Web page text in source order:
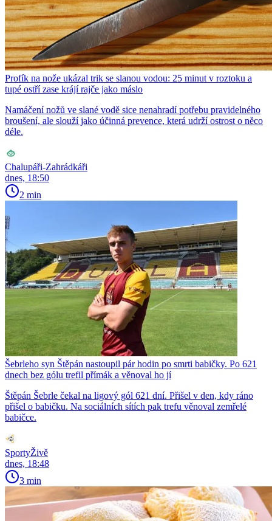
Profík na nože ukázal trik se slanou vodou: 25 minut v roztoku a
tupé ostří zase krájí rajče jako máslo
Namáčení nožů ve slané vodě sice nenahradí potřebu pravidelného
broušení, ale slouží jako účinná prevence, která udrží ostrost o něco
déle.
Chalupáři-Zahrádkáři
dnes, 18:50
2 min
Šebrleho syn Štěpán nastoupil pár hodin po smrti babičky. Po 621
dnech bez gólu trefil přímák a věnoval ho jí
Štěpán Šebrle čekal na ligový gól 621 dní. Přišel v den, kdy ráno
přišel o babičku. Na sociálních sítích pak trefu věnoval zemřelé
babičce.
SportyŽivě
dnes, 18:48
3 min